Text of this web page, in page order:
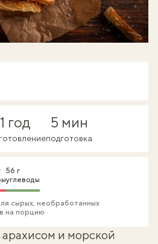
1 год 5 мин
подготовка
56 г
углеводы
сырых, необработанных
на порцию
и морской